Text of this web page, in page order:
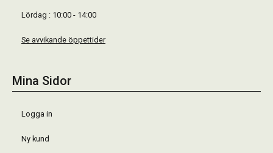
Lördag : 10:00 - 14:00
Se avvikande öppettider
Mina Sidor
Logga in
Ny kund